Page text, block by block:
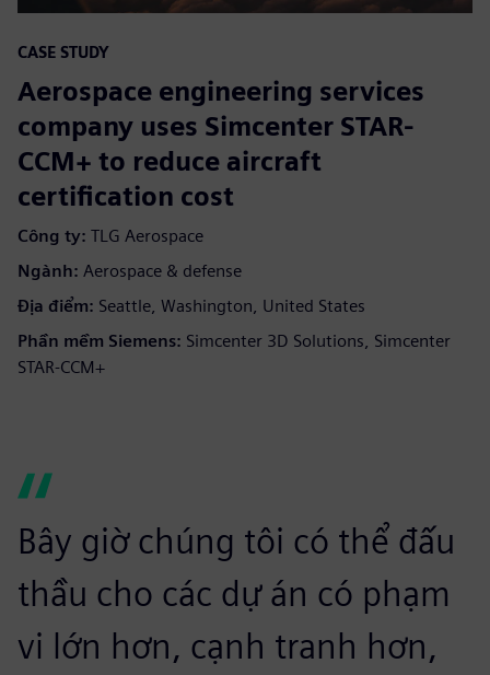
CASE STUDY
Aerospace engineering services
company uses Simcenter STAR-
CCM+ to reduce aircraft
certification cost
Công ty: TLG Aerospace
Ngành: Aerospace & defense
Địa điểm: Seattle, Washington, United States
Phần mềm Siemens: Simcenter 3D Solutions, Simcenter
STAR-CCM+
Bây giờ chúng tôi có thể đấu
thầu cho các dự án có phạm
vi lớn hơn, cạnh tranh hơn,